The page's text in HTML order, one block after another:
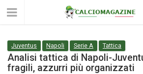
Juventus Napoli Serie A Tattica
Analisi tattica di Napoli-
fragili, azzurri più organizzati